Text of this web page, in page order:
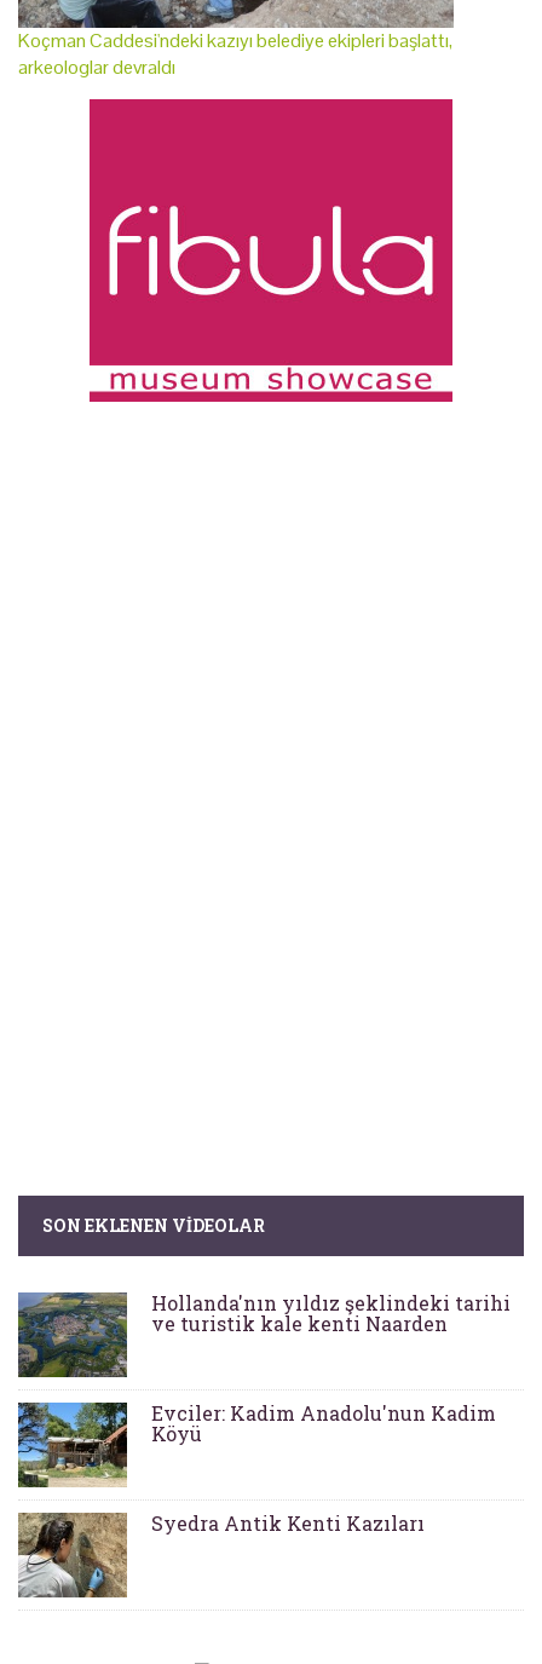
Koçman Caddesi'ndeki kazıyı belediye ekipleri başlattı,
arkeologlar devraldı
SON EKLENEN VIDEOLAR
Hollanda'nın yıldız şeklindeki tarihi
ve turistik kale kenti Naarden
Evciler: Kadim Anadolu'nun Kadim
Köyü
Syedra Antik Kenti Kazıları